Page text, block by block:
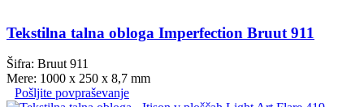
Tekstilna talna obloga Imperfection Bruut 911
Šifra: Bruut 911
Mere: 1000 x 250 x 8,7 mm
Pošljite povpraševanje